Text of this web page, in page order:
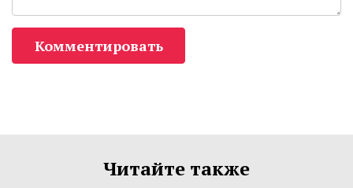
Комментировать
Читайте также